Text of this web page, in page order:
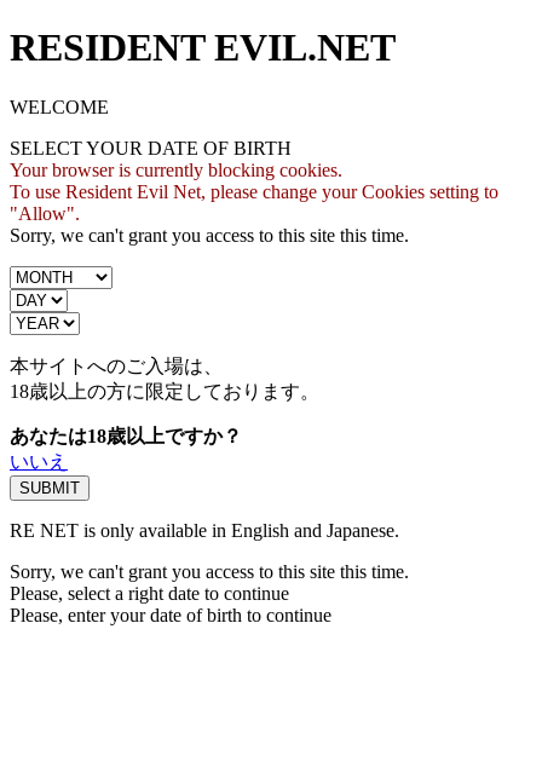
RESIDENT EVIL.NET
WELCOME
SELECT YOUR DATE OF BIRTH
Your browser is currently blocking cookies.
To use Resident Evil Net, please change your Cookies setting to
"Allow".
Sorry, we can't grant you access to this site this time.
本サイトへのご入場は、
18歳以上の方に限定しております。
あなたは18歳以上ですか？
いいえ
RE NET is only available in English and Japanese.
Sorry, we can't grant you access to this site this time.
Please, select a right date to continue
Please, enter your date of birth to continue